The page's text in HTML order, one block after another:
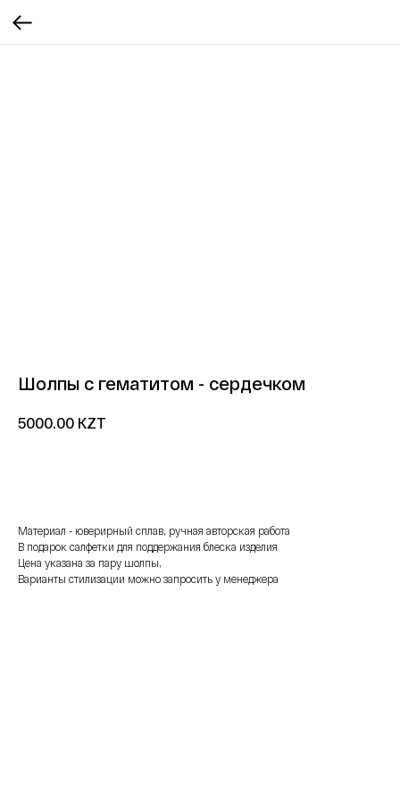
Шолпы с гематитом - сердечком
5000.00 KZT
Материал - юверирный сплав, ручная авторская работа
В подарок салфетки для поддержания блеска изделия
Цена указана за пару шолпы,
Варианты стилизации можно запросить у менеджера